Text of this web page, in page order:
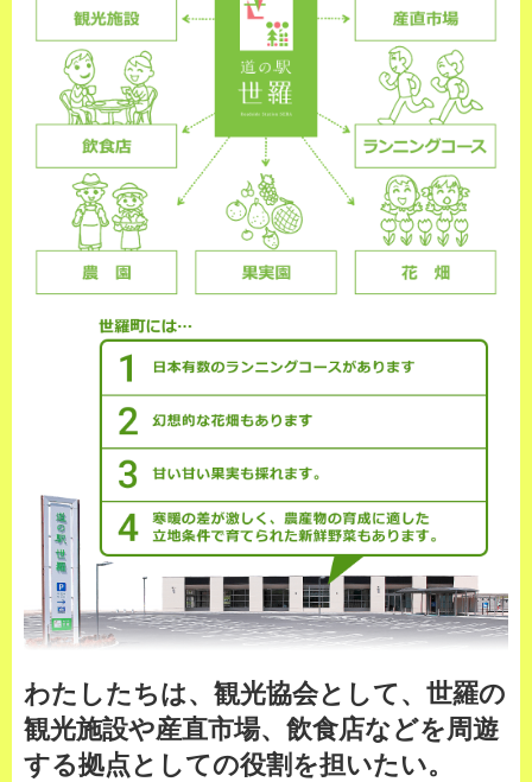
わたしたちは、観光協会として、世羅の
観光施設や産直市場、飲食店などを周遊
する拠点としての役割を担いたい。